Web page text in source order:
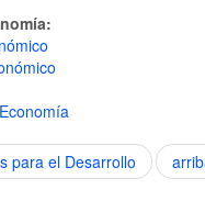
para el Desarrollo